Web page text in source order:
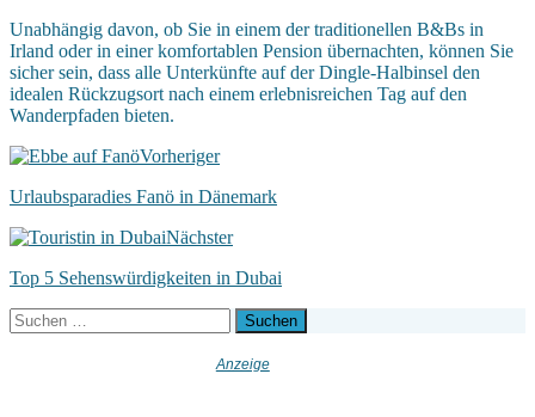
Unabhängig davon, ob Sie in einem der traditionellen B&Bs in
Irland oder in einer komfortablen Pension übernachten, können Sie
sicher sein, dass alle Unterkünfte auf der Dingle-Halbinsel den
idealen Rückzugsort nach einem erlebnisreichen Tag auf den
Wanderpfaden bieten.
Vorheriger
Urlaubsparadies Fanö in Dänemark
Nächster
Top 5 Sehenswürdigkeiten in Dubai
Suchen
nach: